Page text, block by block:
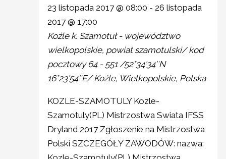
23 listopada 2017 @ 08:00 - 26 listopada
2017 @ 17:00
Koźle k. Szamotuł - województwo
wielkopolskie, powiat szamotulski/ kod
pocztowy 64 - 551 /52°34′34″N
16°23′54″E/Koźle, Wielkopolskie, Polska
KOZLE-SZAMOTULY Kozle-
Szamotuly(PL) Mistrzostwa Swiata IFSS
Dryland 2017 Zgłoszenie na Mistrzostwa
Polski SZCZEGÓŁY ZAWODÓW: nazwa: